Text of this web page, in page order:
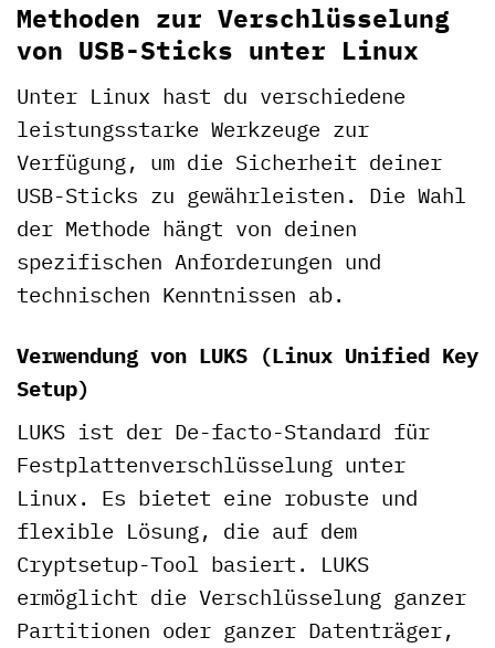
Methoden zur Verschlüsselung
von USB-Sticks unter Linux
Unter Linux hast du verschiedene
leistungsstarke Werkzeuge zur
Verfügung, um die Sicherheit deiner
USB-Sticks zu gewährleisten. Die Wahl
der Methode hängt von deinen
spezifischen Anforderungen und
technischen Kenntnissen ab.
Verwendung von LUKS (Linux Unified Key
Setup)
LUKS ist der De-facto-Standard für
Festplattenverschlüsselung unter
Linux. Es bietet eine robuste und
flexible Lösung, die auf dem
Cryptsetup-Tool basiert. LUKS
ermöglicht die Verschlüsselung ganzer
Partitionen oder ganzer Datenträger,